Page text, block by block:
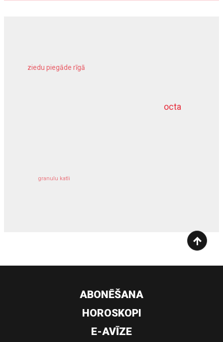
octa
ziedu piegāde rīgā
granulu katli
dziļurbums
ABONĒŠANA
HOROSKOPI
E-AVĪZE